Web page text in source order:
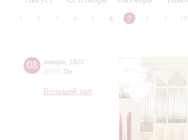
2 3 4 5 6 7 8 9 10
08 января
1923
20:00 Пн
Большой зал